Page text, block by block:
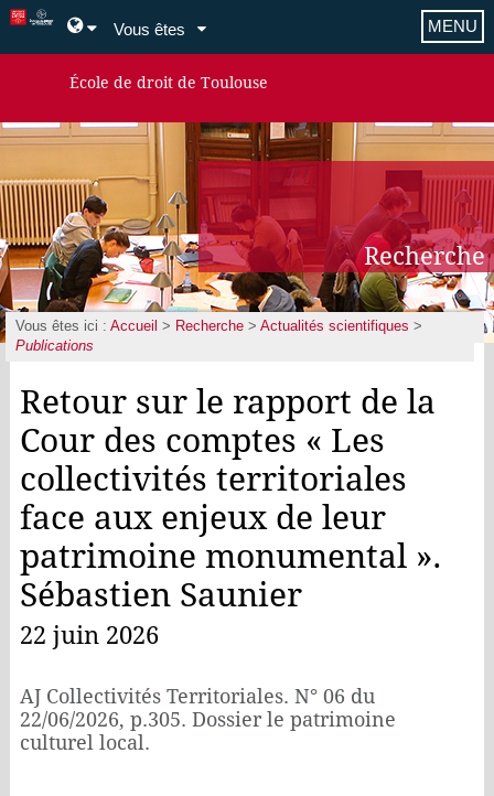
Vous êtes
École de droit de Toulouse
MENU
Recherche
Vous êtes ici :Accueil > Recherche >Actualités scientifiques >
Publications
Retour sur le rapport de la
Cour des comptes « Les
collectivités territoriales
face aux enjeux de leur
patrimoine monumental ».
Sébastien Saunier
22 juin 2026
AJ Collectivités Territoriales. N° 06 du
22/06/2026, p.305. Dossier le patrimoine
culturel local.